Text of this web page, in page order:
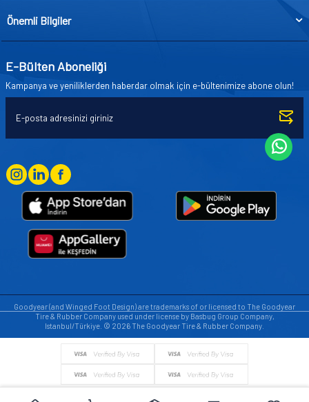
Önemli Bilgiler
E-Bülten Aboneliği
Kampanya ve yeniliklerden haberdar olmak için e-bültenimize abone olun!
Goodyear (and Winged Foot Design) are trademarks of or licensed to The Goodyear
Tire & Rubber Company used under license by Basbug Group Company,
Istanbul/Türkiye. © 2026 The Goodyear Tire & Rubber Company.